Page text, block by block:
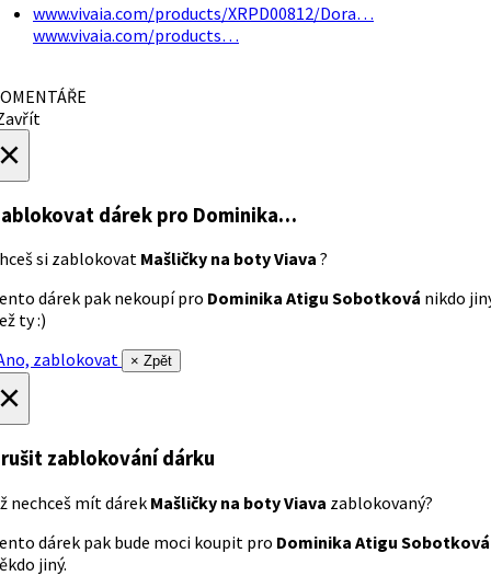
www.vivaia.com/products/XRPD00812/Dora…
www.vivaia.com/products…
dárek pro Dominika…
si zablokovat Mašličky na boty Viava ?
dárek pak nekoupí pro Dominika Atigu Sobotková nikdo
ty :)
zablokovat
× Zpět
zablokování dárku
nechceš mít dárek Mašličky na boty Viava zablokovaný?
dárek pak bude moci koupit pro Dominika Atigu Sobotková
jiný.